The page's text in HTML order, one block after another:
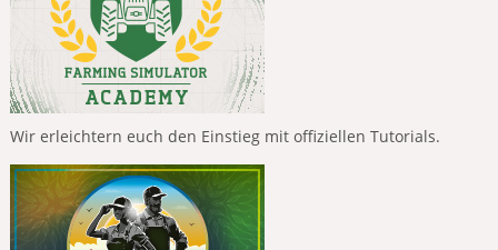
Wir erleichtern euch den Einstieg mit offiziellen Tutorials.